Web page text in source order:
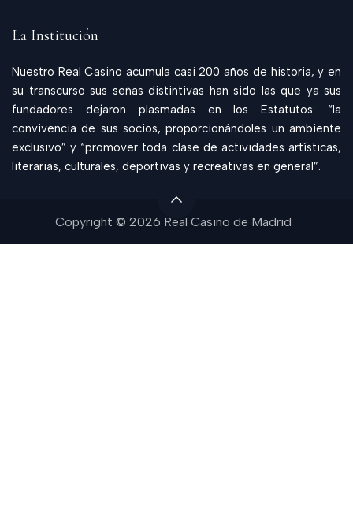
La Institución
Nuestro Real Casino acumula casi 200 años de historia, y en
su transcurso sus señas distintivas han sido las que ya sus
fundadores dejaron plasmadas en los Estatutos: “la
convivencia de sus socios, proporcionándoles un ambiente
exclusivo” y “promover toda clase de actividades artísticas,
literarias, culturales, deportivas y recreativas en general”.
Copyright © 2026 Real Casino de Madrid